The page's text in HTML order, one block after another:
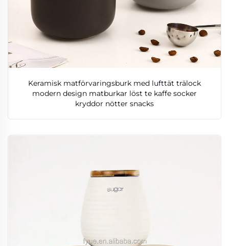
Keramisk matförvaringsburk med lufttät trälock
modern design matburkar löst te kaffe socker
kryddor nötter snacks